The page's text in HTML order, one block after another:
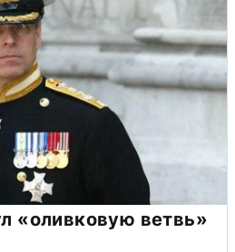
«оливковую ветвь»